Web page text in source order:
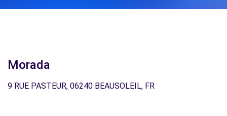
Morada
9 RUE PASTEUR, 06240 BEAUSOLEIL, FR